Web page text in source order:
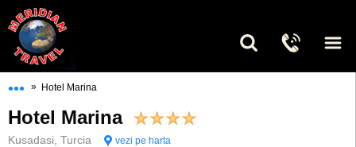
••• » Hotel Marina
Hotel Marina
Kusadasi, Turcia vezi pe harta